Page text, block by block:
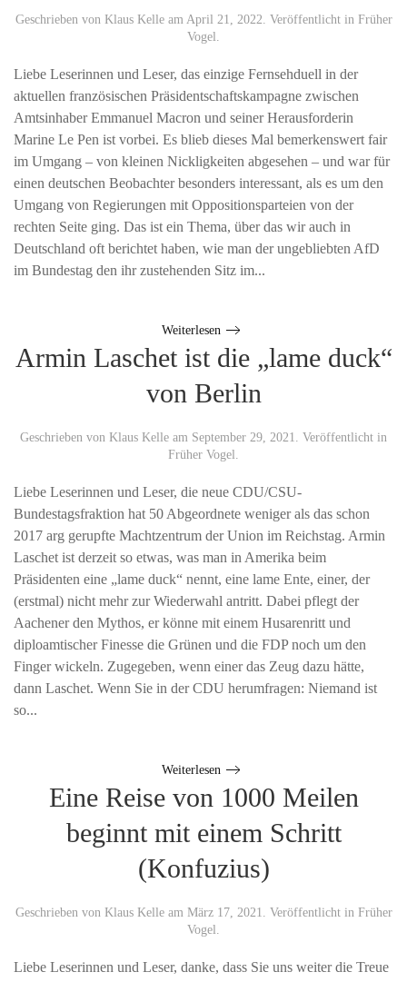
Geschrieben von Klaus Kelleam April 21, 2022 . Veröffentlicht in Früher
Vogel
Liebe Leserinnen und Leser, das einzige Fernsehduell in der
aktuellen französischen Präsidentschaftskampagne zwischen
Amtsinhaber Emmanuel Macron und seiner Herausforderin
Marine Le Pen ist vorbei. Es blieb dieses Mal bemerkenswert fair
im Umgang – von kleinen Nickligkeiten abgesehen – und war für
einen deutschen Beobachter besonders interessant, als es um den
Umgang von Regierungen mit Oppositionsparteien von der
rechten Seite ging. Das ist ein Thema, über das wir auch in
Deutschland oft berichtet haben, wie man der ungebliebten AfD
im Bundestag den ihr zustehenden Sitz im...
Weiterlesen
Armin Laschet ist die „lame duck“
von Berlin
Geschrieben von Klaus Kelle am September 29, 2021
. Veröffentlicht in
Früher Vogel
Liebe Leserinnen und Leser, die neue CDU/CSU-
Bundestagsfraktion hat 50 Abgeordnete weniger als das schon
2017 arg gerupfte Machtzentrum der Union im Reichstag. Armin
Laschet ist derzeit so etwas, was man in Amerika beim
Präsidenten eine „lame duck“ nennt, eine lame Ente, einer, der
(erstmal) nicht mehr zur Wiederwahl antritt. Dabei pflegt der
Aachener den Mythos, er könne mit einem Husarenritt und
diploamtischer Finesse die Grünen und die FDP noch um den
Finger wickeln. Zugegeben, wenn einer das Zeug dazu hätte,
dann Laschet. Wenn Sie in der CDU herumfragen: Niemand ist
so...
Weiterlesen
Eine Reise von 1000 Meilen
beginnt mit einem Schritt
(Konfuzius)
Geschrieben von Klaus Kelleam März 17, 2021 . Veröffentlicht in Früher
Vogel
Liebe Leserinnen und Leser, danke, dass Sie uns weiter die Treue